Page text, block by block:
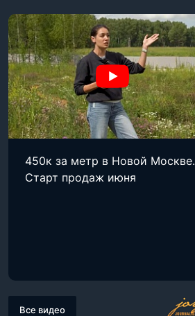
450к за метр в Новой Москве.
Старт продаж июня
Все видео